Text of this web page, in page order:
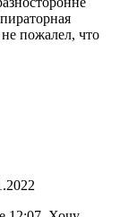
пожалел, что